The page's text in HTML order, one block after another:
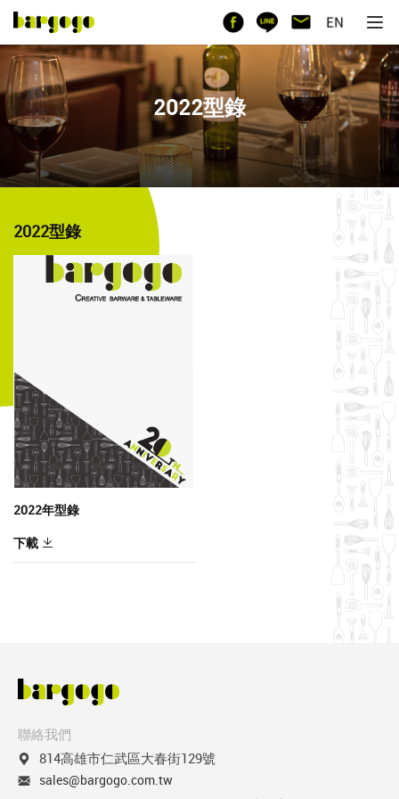
2022型錄
2022型錄
2022年型錄
下載
聯絡我們
814高雄市仁武區大春街129號
sales@bargogo.com.tw